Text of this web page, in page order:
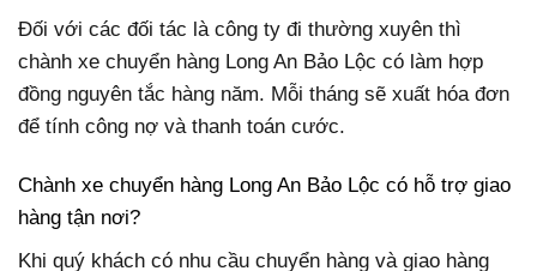
Đối với các đối tác là công ty đi thường xuyên thì
chành xe chuyển hàng Long An Bảo Lộc có làm hợp
đồng nguyên tắc hàng năm. Mỗi tháng sẽ xuất hóa đơn
để tính công nợ và thanh toán cước.
Chành xe chuyển hàng Long An Bảo Lộc có hỗ trợ giao
hàng tận nơi?
Khi quý khách có nhu cầu chuyển hàng và giao hàng